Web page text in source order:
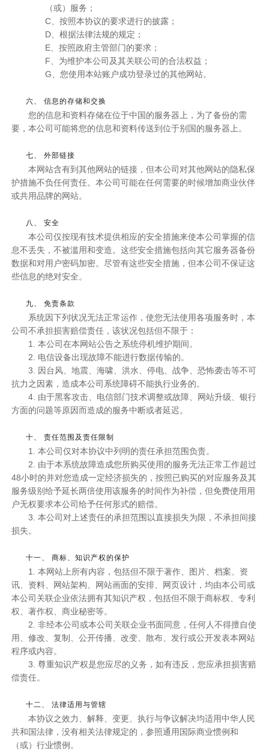
（或）服务；
C、按照本协议的要求进行的披露；
D、根据法律法规的规定；
E、按照政府主管部门的要求；
F、为维护本公司及其关联公司的合法权益；
G、您使用本站账户成功登录过的其他网站。
六、 信息的存储和交换
您的信息和资料存储在位于中国的服务器上，为了备份的需
要，本公司可能将您的信息和资料传送到位于别国的服务器上。
七、 外部链接
本网站含有到其他网站的链接，但本公司对其他网站的隐私保
护措施不负任何责任。本公司可能在任何需要的时候增加商业伙伴
或共用品牌的网站。
八、 安全
本公司仅按现有技术提供相应的安全措施来使本公司掌握的信
息不丢失，不被滥用和变造。这些安全措施包括向其它服务器备份
数据和对用户密码加密。尽管有这些安全措施，但本公司不保证这
些信息的绝对安全。
九、 免责条款
系统因下列状况无法正常运作，使您无法使用各项服务时，本
公司不承担损害赔偿责任，该状况包括但不限于：
1. 本公司在本网站公告之系统停机维护期间。
2. 电信设备出现故障不能进行数据传输的。
3. 因台风、地震、海啸、洪水、停电、战争、恐怖袭击等不可
抗力之因素，造成本公司系统障碍不能执行业务的。
4. 由于黑客攻击、电信部门技术调整或故障、网站升级、银行
方面的问题等原因而造成的服务中断或者延迟。
十、 责任范围及责任限制
1. 本公司仅对本协议中列明的责任承担范围负责。
2. 由于本系统故障造成您所购买使用的服务无法正常工作超过
48小时的并对您造成一定经济损失的，按照已购买的对应服务及其
服务级别给予延长两倍使用该服务的时间作为补偿，但免费使用用
户无权要求本公司给予任何形式的赔偿。
3. 本公司对上述责任的承担范围以直接损失为限，不承担间接
损失。
十一、 商标、知识产权的保护
1. 本网站上所有内容，包括但不限于著作、图片、档案、资
讯、资料、网站架构、网站画面的安排、网页设计，均由本公司或
本公司关联企业依法拥有其知识产权，包括但不限于商标权、专利
权、著作权、商业秘密等。
2. 非经本公司或本公司关联企业书面同意，任何人不得擅自使
用、修改、复制、公开传播、改变、散布、发行或公开发表本网站
程序或内容。
3. 尊重知识产权是您应尽的义务，如有违反，您应承担损害赔
偿责任。
十二、 法律适用与管辖
本协议之效力、解释、变更、执行与争议解决均适用中华人民
共和国法律，没有相关法律规定的，参照通用国际商业惯例和
（或）行业惯例。